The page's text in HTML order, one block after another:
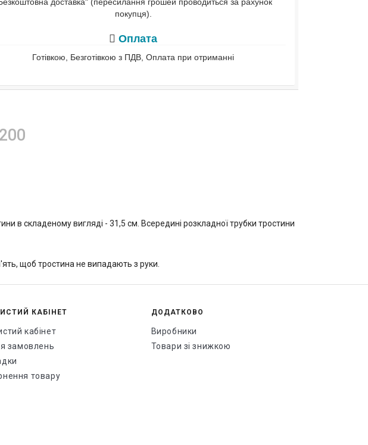
покупця).
Оплата
Готівкою, Безготівкою з ПДВ, Оплата при отриманні
в складеному вигляді - 31,5 см. Всередині розкладної трубки тростини
щоб тростина не випадають з руки.
КАБІНЕТ
кабінет
замовлень
товару
ДОДАТКОВО
Виробники
Товари зі знижкою